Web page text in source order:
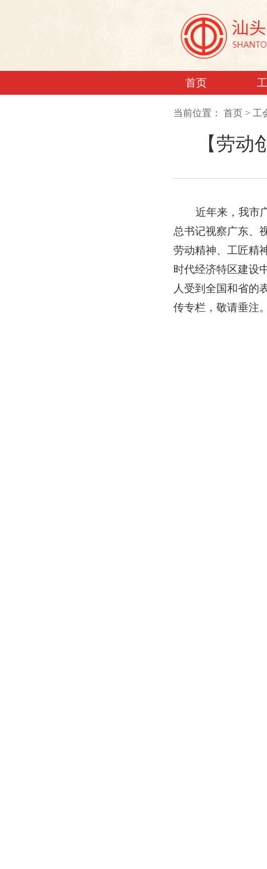
首页
当前位置： 首页 > 工
【劳
近年来，我市
总书记视察广东、
劳动精神、工匠精
时代经济特区建设
人受到全国和省的
传专栏，敬请垂注